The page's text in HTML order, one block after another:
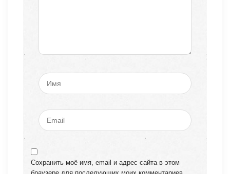
Сохранить моё имя, email и адрес сайта в этом